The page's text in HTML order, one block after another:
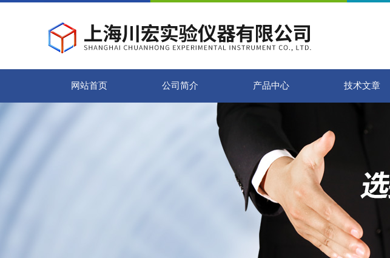
网站首页 公司简介 产品中心 技术文章